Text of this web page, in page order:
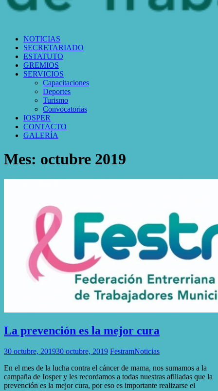
NOTICIAS
SECRETARIADO
ESTATUTO
GREMIOS
SERVICIOS
Capacitaciones
Deportes
Turismo
Convocatorias
IOSPER
CONTACTO
GALERÍA
Mes: octubre 2019
La prevención es la mejor cura
30 octubre, 201930 octubre, 2019 FestramNoticias
En el mes de la lucha contra el cáncer de mama, nos sumamos a la
campaña de Iosper y les recordamos a todas nuestras afiliadas que la
prevención es la mejor cura, por eso es importante realizarse el